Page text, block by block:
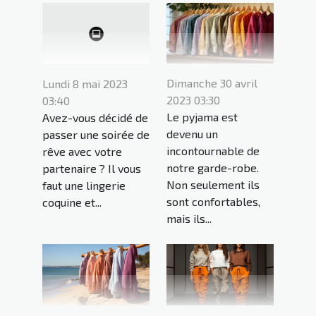
Lundi 8 mai 2023
03:40
Avez-vous décidé de
passer une soirée de
rêve avec votre
partenaire ? Il vous
faut une lingerie
coquine et...
Dimanche 30 avril
2023 03:30
Le pyjama est
devenu un
incontournable de
notre garde-robe.
Non seulement ils
sont confortables,
mais ils...